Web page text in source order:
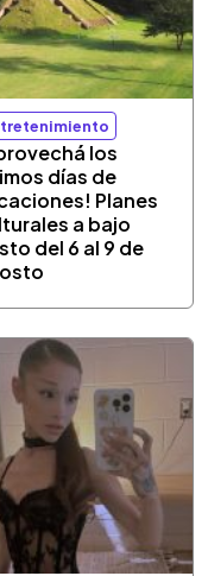
los
días de
Planes
a bajo
del 6 al 9 de